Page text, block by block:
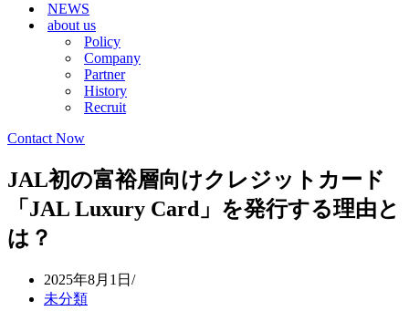
シ
ョ
NEWS
about us
Policy
Company
Partner
History
Recruit
Contact Now
JAL初の富裕層向けクレジットカード
「JAL Luxury Card」を発行する理由と
は？
2025年8月1日
未分類